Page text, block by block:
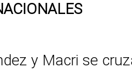
y Macri se